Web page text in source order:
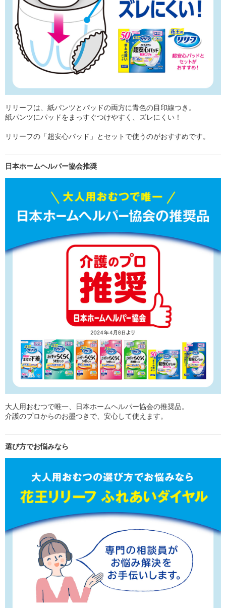
リリーフは、紙パンツとパッドの両方に青色の目印線つき。
紙パンツにパッドをまっすぐつけやすく、ズレにくい！
リリーフの「超安心パッド」とセットで使うのがおすすめです。
日本ホームヘルパー協会推奨
大人用おむつで唯一、日本ホームヘルパー協会の推奨品。
介護のプロからのお墨つきで、安心して使えます。
選び方でお悩みなら